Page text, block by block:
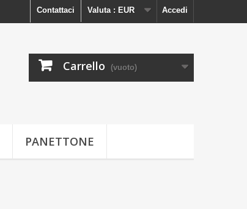
Accedi
Valuta : EUR
Contattaci
Carrello (vuoto)
PANETTONE